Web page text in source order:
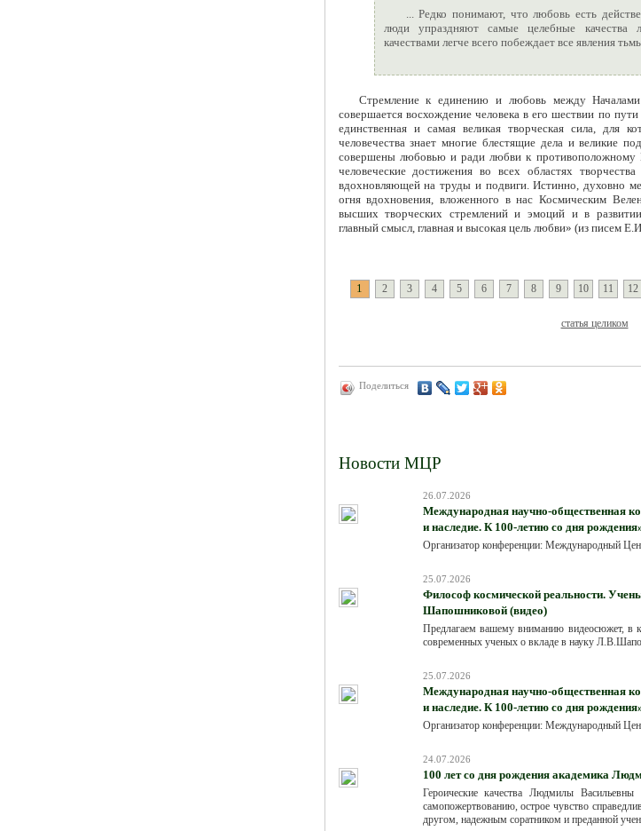
... Редко понимают, что любовь есть
люди упраздняют самые целебные качества
качествами легче всего побеждает все явления
Стремление к единению и любовь между
совершается восхождение человека в его шествии по
единственная и самая великая творческая сила, для
человечества знает многие блестящие дела и великие
совершены любовью и ради любви к противоположному
человеческие достижения во всех областях
вдохновляющей на труды и подвиги. Истинно, духовно
огня вдохновения, вложенного в нас Космическим
высших творческих стремлений и эмоций и в развитии
главный смысл, главная и высокая цель любви» (из писем
1 2 3 4 5 6 7 8 9 10 11 12
статья целиком
Поделиться
Новости МЦР
26.07.2026
Международная научно-общественная
и наследие. К 100-летию со дня
Организатор конференции: Международный
25.07.2026
Философ космической реальности.
Шапошниковой (видео)
Предлагаем вашему вниманию видеосюжет, в
современных ученых о вкладе в науку
25.07.2026
Международная научно-общественная
и наследие. К 100-летию со дня
Организатор конференции: Международный
24.07.2026
100 лет со дня рождения академика
Героические качества Людмилы
самопожертвованию, острое чувство
другом, надежным соратником и преданной